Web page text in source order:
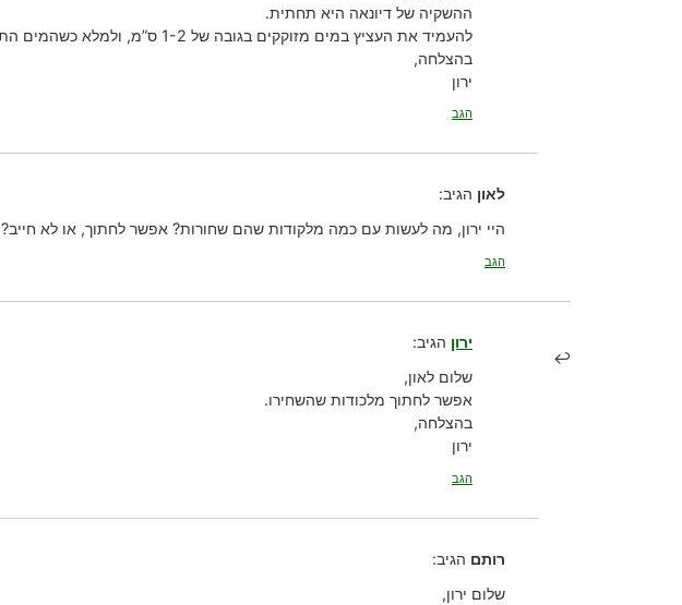
ההשקיה של דיונאה היא תחתית.
להעמיד את העציץ במים מזוקקים בגובה של 1-2 ס”מ, ולמלא כשהמים התאדו.
בהצלחה,
ירון
הגב
לאון הגיב:
היי ירון, מה לעשות עם כמה מלקודות שהם שחורות? אפשר לחתוך, או לא חייב?
הגב
ירון הגיב:
שלום לאון,
אפשר לחתוך מלכודות שהשחירו.
בהצלחה,
ירון
הגב
רותם הגיב:
שלום ירון,